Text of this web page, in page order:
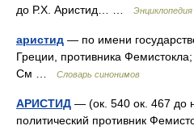
до Р.Х. Аристид… …
аристид — по имени
Греции, противника
См …
Словарь синонимов
АРИСТИД — (ок. 540 ок. 467 до
политический противник